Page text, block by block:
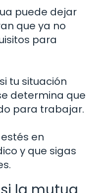
puede dejar
que ya no
para
tu situación
determina que
para trabajar.
en
y que sigas